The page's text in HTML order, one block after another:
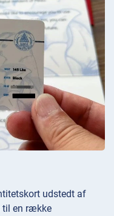
udstedt af
til en række